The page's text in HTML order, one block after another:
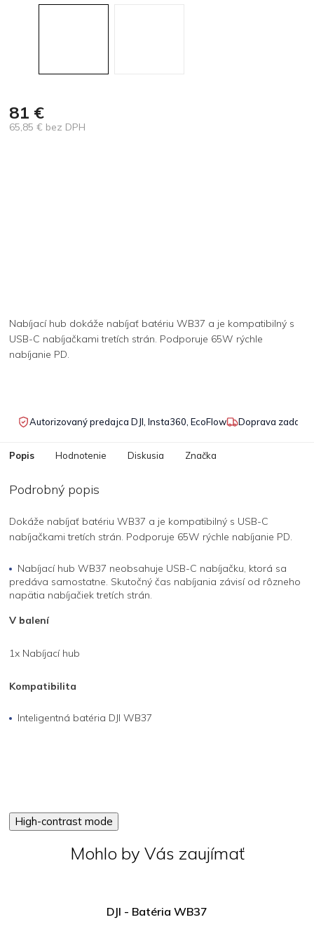
81 €
65,85 € bez DPH
Nabíjací hub dokáže nabíjať batériu WB37 a je kompatibilný s
USB-C nabíjačkami tretích strán. Podporuje 65W rýchle
nabíjanie PD.
Autorizovaný predajca DJI, Insta360, EcoFlow Doprava
Popis Hodnotenie Diskusia Značka
Podrobný popis
Dokáže nabíjať batériu WB37 a je kompatibilný s USB-C
nabíjačkami tretích strán. Podporuje 65W rýchle nabíjanie PD.
Nabíjací hub WB37 neobsahuje USB-C nabíjačku, ktorá sa
predáva samostatne. Skutočný čas nabíjania závisí od rôzneho
napätia nabíjačiek tretích strán.
V balení
1x Nabíjací hub
Kompatibilita
Inteligentná batéria DJI WB37
High-contrast mode
Mohlo by Vás zaujímať
DJI - Batéria WB37